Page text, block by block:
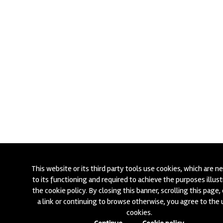
This website or its third party tools use cookies, which are
to its functioning and required to achieve the purposes
the cookie policy. By closing this banner, scrolling this
a link or continuing to browse otherwise, you agree to the
cookies.